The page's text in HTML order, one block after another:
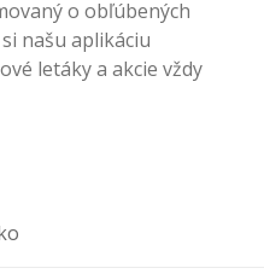
o obľúbených
našu aplikáciu
letáky a akcie vždy